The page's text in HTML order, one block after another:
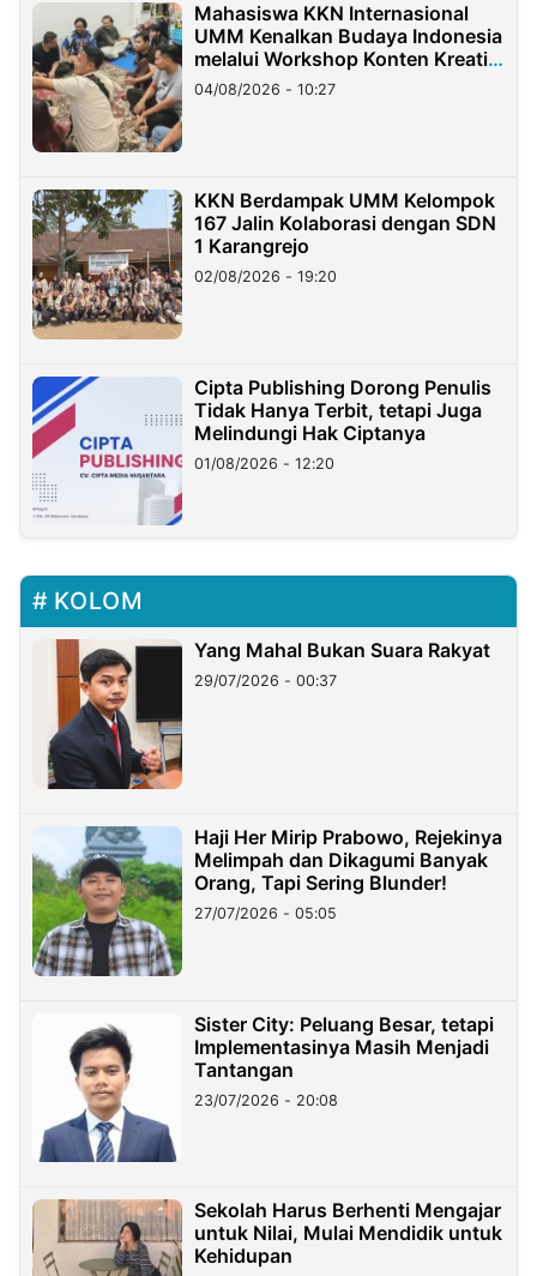
Mahasiswa KKN Internasional
UMM Kenalkan Budaya Indonesia
melalui Workshop Konten Kreatif
di Taiwan
04/08/2026 - 10:27
KKN Berdampak UMM Kelompok
167 Jalin Kolaborasi dengan SDN
1 Karangrejo
02/08/2026 - 19:20
Cipta Publishing Dorong Penulis
Tidak Hanya Terbit, tetapi Juga
Melindungi Hak Ciptanya
01/08/2026 - 12:20
KOLOM
Yang Mahal Bukan Suara Rakyat
29/07/2026 - 00:37
Haji Her Mirip Prabowo, Rejekinya
Melimpah dan Dikagumi Banyak
Orang, Tapi Sering Blunder!
27/07/2026 - 05:05
Sister City: Peluang Besar, tetapi
Implementasinya Masih Menjadi
Tantangan
23/07/2026 - 20:08
Sekolah Harus Berhenti Mengajar
untuk Nilai, Mulai Mendidik untuk
Kehidupan